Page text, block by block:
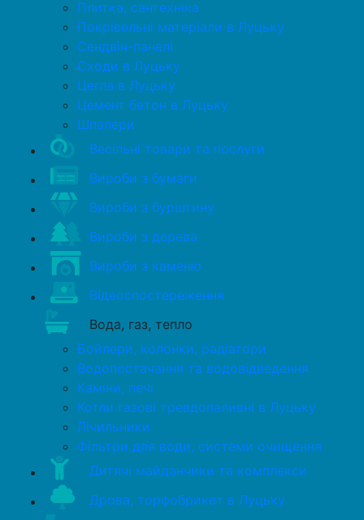
Плитка, сантехніка
Покрівельні матеріали в Луцьку
Сендвіч-панелі
Сходи в Луцьку
Цегла в Луцьку
Цемент бетон в Луцьку
Шпалери
Весільні товари та послуги
Вироби з бумаги
Вироби з бурштину
Вироби з дерева
Вироби з каменю
Відеоспостереження
Вода, газ, тепло
Бойлери, колонки, радіатори
Водопостачання та водовідведення
Каміни, печі
Котли газові тревдопаливні в Луцьку
Лічильники
Фільтри для води, системи очищення
Дитячі майданчики та комплекси
Дрова, торфобрикет в Луцьку